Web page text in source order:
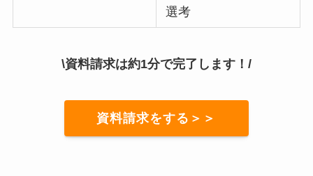
選考
\資料請求は約1分で完了します！/
資料請求をする＞＞